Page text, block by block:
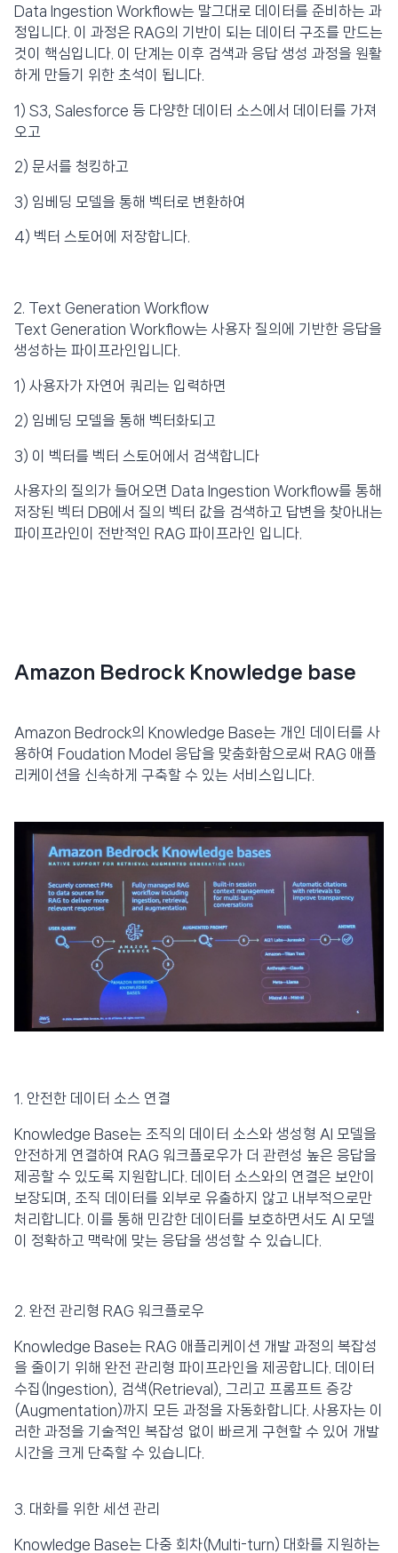
Data Ingestion Workflow는 말그대로 데이터를 준비하는 과
정입니다. 이 과정은 RAG의 기반이 되는 데이터 구조를 만드는
것이 핵심입니다. 이 단계는 이후 검색과 응답 생성 과정을 원활
하게 만들기 위한 초석이 됩니다.
1) S3, Salesforce 등 다양한 데이터 소스에서 데이터를 가져
오고
2) 문서를 청킹하고
3) 임베딩 모델을 통해 벡터로 변환하여
4) 벡터 스토어에 저장합니다.
Text Generation Workflow
Text Generation Workflow는 사용자 질의에 기반한 응답을
생성하는 파이프라인입니다.
1) 사용자가 자연어 쿼리는 입력하면
2) 임베딩 모델을 통해 벡터화되고
3) 이 벡터를 벡터 스토어에서 검색합니다
사용자의 질의가 들어오면 Data Ingestion Workflow를 통해
저장된 벡터 DB에서 질의 벡터 값을 검색하고 답변을 찾아내는
파이프라인이 전반적인 RAG 파이프라인 입니다.
Amazon Bedrock Knowledge base
Amazon Bedrock의 Knowledge Base는 개인 데이터를 사
용하여 Foudation Model 응답을 맞춤화함으로써 RAG 애플
리케이션을 신속하게 구축할 수 있는 서비스입니다.
1. 안전한 데이터 소스 연결
Knowledge Base는 조직의 데이터 소스와 생성형 AI 모델을
안전하게 연결하여 RAG 워크플로우가 더 관련성 높은 응답을
제공할 수 있도록 지원합니다. 데이터 소스와의 연결은 보안이
보장되며, 조직 데이터를 외부로 유출하지 않고 내부적으로만
처리합니다. 이를 통해 민감한 데이터를 보호하면서도 AI 모델
이 정확하고 맥락에 맞는 응답을 생성할 수 있습니다.
2. 완전 관리형 RAG 워크플로우
Knowledge Base는 RAG 애플리케이션 개발 과정의 복잡성
을 줄이기 위해 완전 관리형 파이프라인을 제공합니다. 데이터
수집(Ingestion), 검색(Retrieval), 그리고 프롬프트 증강
(Augmentation)까지 모든 과정을 자동화합니다. 사용자는 이
러한 과정을 기술적인 복잡성 없이 빠르게 구현할 수 있어 개발
시간을 크게 단축할 수 있습니다.
3. 대화를 위한 세션 관리
Knowledge Base는 다중 회차(Multi-turn) 대화를 지원하는